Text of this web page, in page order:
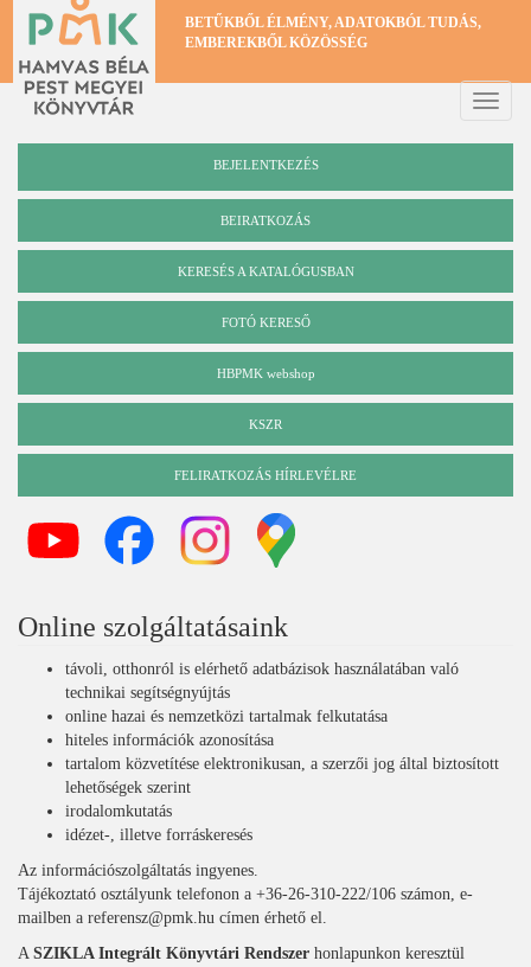
Ugrás
tartalomra
BETŰKBŐL ÉLMÉNY, ADATOKBÓL TUDÁS,
EMBEREKBŐL KÖZÖSSÉG
Toggle
BEJELENTKEZÉS
BEIRATKOZÁS
Katalógus
KERESÉS A KATALÓGUSBAN
FOTÓ KERESŐ
HBPMK webshop
KSZR
FELIRATKOZÁS HÍRLEVÉLRE
Online szolgáltatásaink
távoli, otthonról is elérhető adatbázisok használatában való
technikai segítségnyújtás
online hazai és nemzetközi tartalmak felkutatása
hiteles információk azonosítása
tartalom közvetítése elektronikusan, a szerzői jog által biztosított
lehetőségek szerint
irodalomkutatás
idézet-, illetve forráskeresés
Az információszolgáltatás ingyenes.
Tájékoztató osztályunk telefonon a +36-26-310-222/106 számon, e-
mailben a referensz@pmk.hu címen érhető el.
A SZIKLA Integrált Könyvtári Rendszer honlapunkon keresztül